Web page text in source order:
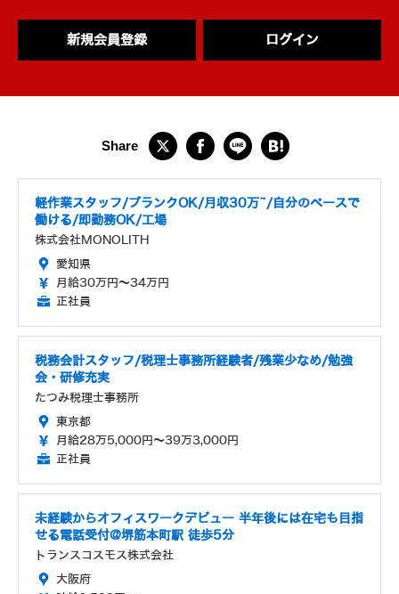
新規会員登録 ログイン
軽作業スタッフ/ブランクOK/月収30万~/自分のペースで
働ける/即勤務OK/工場
株式会社MONOLITH
愛知県
月給30万円～34万円
正社員
税務会計スタッフ/税理士事務所経験者/残業少なめ/勉強
会・研修充実
たつみ税理士事務所
東京都
月給28万5,000円～39万3,000円
正社員
未経験からオフィスワークデビュー 半年後には在宅も目指
せる電話受付@堺筋本町駅 徒歩5分
トランスコスモス株式会社
大阪府